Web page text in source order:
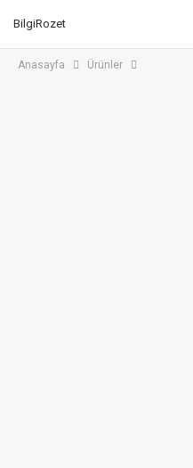
BilgiRozet
Anasayfa Ürünler